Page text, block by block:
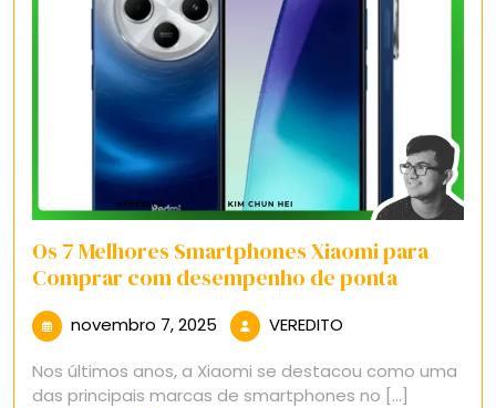
Os 7 Melhores Smartphones Xiaomi para
Comprar com desempenho de ponta
novembro 7, 2025 novembro
2025
VEREDITO
Nos últimos anos, a Xiaomi se destacou como uma
das principais marcas de smartphones no [...]